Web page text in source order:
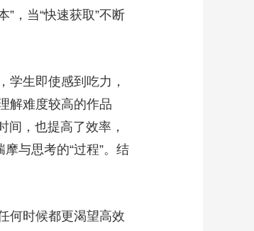
才艺 网展 央央好物
，当“快速获取”不断
生即使感到吃力，
解难度较高的作品
，也提高了效率，
与思考的“过程”。结
何时候都更渴望高效